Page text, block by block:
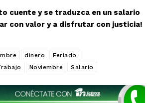
Oaxaca
Nuevo León
cuente y se traduzca en un salario
con valor y a disfrutar con justicia!
dinero
Feriado
Noviembre Salario